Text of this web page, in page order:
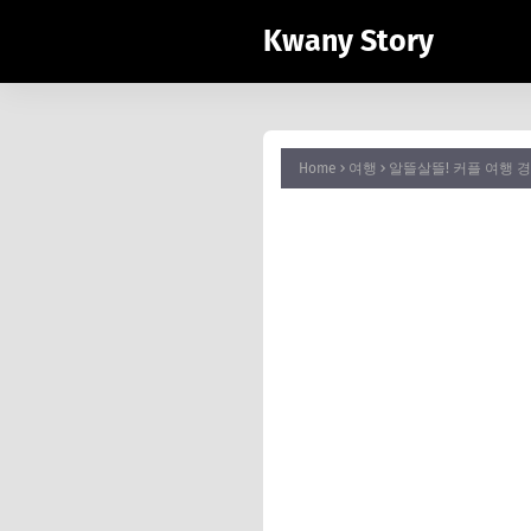
Kwany Story
Home 여행 알뜰살뜰! 커플 여행